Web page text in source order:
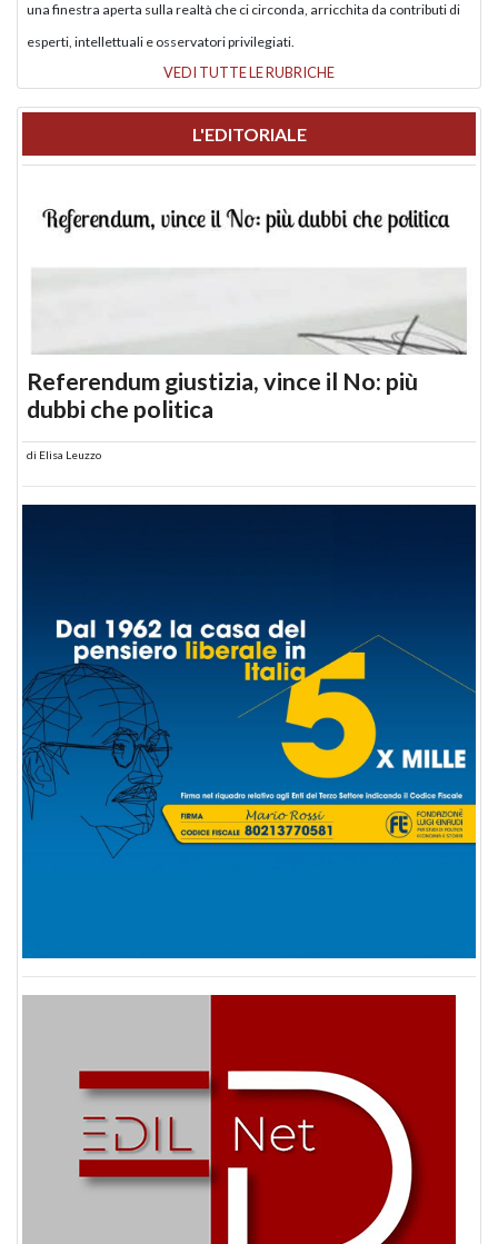
una finestra aperta sulla realtà che ci circonda, arricchita da contributi di
esperti, intellettuali e osservatori privilegiati.
VEDI TUTTE LE RUBRICHE
L'EDITORIALE
Referendum giustizia, vince il No: più
dubbi che politica
di Elisa Leuzzo